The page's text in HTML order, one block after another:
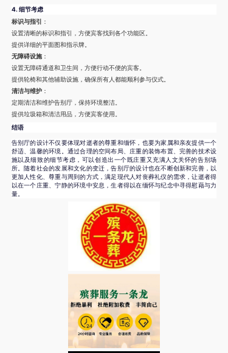
4. 细节考虑
标识与指引
：
设置清晰的标识和指引，方便宾客找到各个功能区。
提供详细的平面图和指示牌。
无障碍设施：
设置无障碍通道和卫生间，方便行动不便的宾客。
提供轮椅和其他辅助设施，确保所有人都能顺利参与仪式。
清洁与维护：
定期清洁和维护告别厅，保持环境整洁。
提供垃圾箱和清洁用品，方便宾客使用。
结语
告别厅的设计不仅要体现对逝者的尊重和缅怀，也要为家属和亲友提供一个
舒适、温馨的环境。通过合理的空间布局、庄重的装饰布置、完善的技术设
施以及细致的细节考虑，可以创造出一个既庄重又充满人文关怀的告别场
所。随着社会的发展和文化的变迁，告别厅的设计也在不断创新和完善，以
更加人性化、尊重与周到的方式，满足现代人对丧葬礼仪的需求，让逝者得
以在一个庄重、宁静的环境中安息，生者得以在缅怀与纪念中寻得慰藉与力
量。